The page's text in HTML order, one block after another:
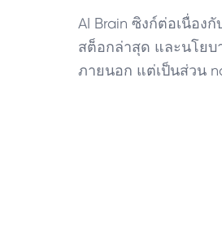
AI Brain ซิงก์ต่อเนื่อง
สต็อกล่าสุด และนโยบ
ภายนอก แต่เป็นส่วน